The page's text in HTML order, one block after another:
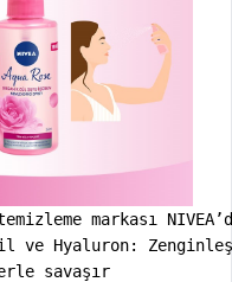
markası
ve Hyaluron:
savaşır